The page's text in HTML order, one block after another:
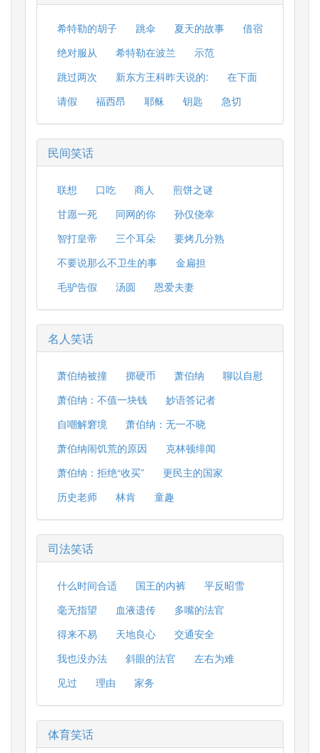
希特勒的胡子 跳伞 夏天的故事
借宿
绝对服从
希特勒在波兰
示范
跳过两次
新东方王科昨天说的:
在下面
请假
福西昂 耶稣 钥匙 急切
民间笑话
联想 口吃 商人
煎饼之谜
甘愿一死
同网的你
孙仅侥幸
智打皇帝
三个耳朵
要烤几分熟
不要说那么不卫生的事
金扁担
毛驴告假
汤圆 恩爱夫妻
名人笑话
萧伯纳被撞 掷硬币 萧伯纳
聊以自慰
萧伯纳：不值一块钱
妙语答记者
自嘲解窘境
萧伯纳：无一不晓
萧伯纳闹饥荒的原因
克林顿绯闻
萧伯纳：拒绝“收买”
更民主的国家
历史老师
林肯 童趣
司法笑话
什么时间合适 国王的内裤
平反昭雪
毫无指望
血液遗传
多嘴的法官
得来不易
天地良心
交通安全
我也没办法
斜眼的法官
左右为难
见过
理由 家务
体育笑话